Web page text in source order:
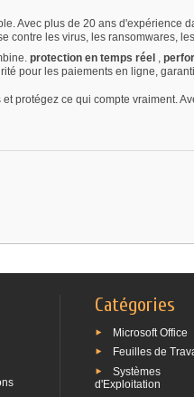
Avec plus de 20 ans
contre les virus, les ransomwares,
protection en temps réel ,
pour les paiements en ligne,
protégez ce qui compte vraiment.
Catégories
Microsoft Office
Feuilles de
Systèmes
d'Exploitation